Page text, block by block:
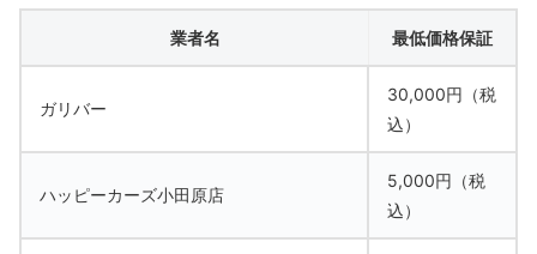
業者名 最低価格保証
ガリバー
30,000円（税
込）
ハッピーカーズ小田原店
5,000円（税
込）